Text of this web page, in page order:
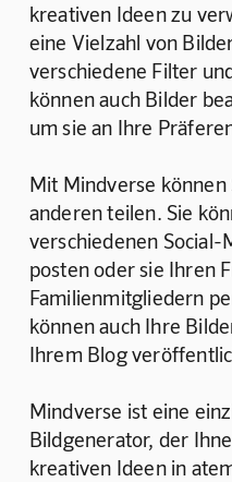
kreativen Ideen zu
eine Vielzahl von
verschiedene Filter
können auch Bilder
um sie an Ihre
Mit Mindverse
anderen teilen. Sie
verschiedenen
posten oder sie Ihren
Familienmitgliedern
können auch Ihre
Ihrem Blog
Mindverse ist eine
Bildgenerator, der
kreativen Ideen in